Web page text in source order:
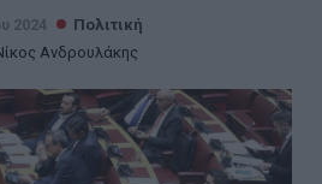
2024
Πολιτική
Ανδρουλάκης